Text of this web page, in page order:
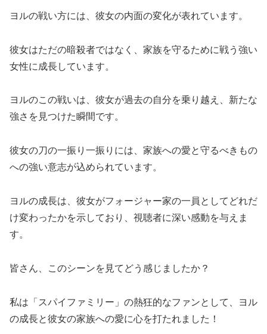
ヨルの戦い方には、彼女の内面の変化が表れています。
彼女はただの暗殺者ではなく、家族を守るために戦う強い
女性に成長しています。
ヨルのこの戦いは、彼女が過去の自分を乗り越え、新たな
強さを見つけた瞬間です。
彼女の刀の一振り一振りには、家族への愛と守るべきもの
への強い意志が込められています。
ヨルの成長は、彼女がフォージャー家の一員としてどれだ
け変わったかを示しており、視聴者に深い感動を与えま
す。
皆さん、このシーンを見てどう感じましたか？
私は「スパイファミリー」の熱狂的なファンとして、ヨル
の成長と彼女の家族への愛に心を打たれました！